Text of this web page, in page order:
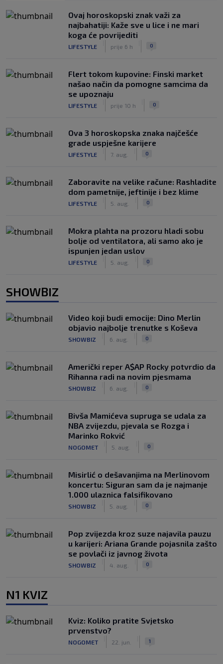
Ovaj horoskopski znak važi za
najbahatiji: Kaže sve u lice i ne mari
koga će povrijediti
LIFESTYLE prije 6 h 0
Flert tokom kupovine: Finski market
našao način da pomogne samcima da
se upoznaju
LIFESTYLE prije 10 h 0
Ova 3 horoskopska znaka najčešće
grade uspješne karijere
LIFESTYLE 7. aug. 0
Zaboravite na velike račune: Rashladite
dom pametnije, jeftinije i bez klime
LIFESTYLE 5. aug. 0
Mokra plahta na prozoru hladi sobu
bolje od ventilatora, ali samo ako je
ispunjen jedan uslov
LIFESTYLE 5. aug. 0
SHOWBIZ
Video koji budi emocije: Dino Merlin
objavio najbolje trenutke s Koševa
SHOWBIZ 6. aug. 0
Američki reper A$AP Rocky potvrdio da
Rihanna radi na novim pjesmama
SHOWBIZ 6. aug. 0
Bivša Mamićeva supruga se udala za
NBA zvijezdu, pjevala se Rozga i
Marinko Rokvić
NOGOMET 5. aug. 0
Misirlić o dešavanjima na Merlinovom
koncertu: Siguran sam da je najmanje
1.000 ulaznica falsifikovano
SHOWBIZ 5. aug. 0
Pop zvijezda kroz suze najavila pauzu
u karijeri: Ariana Grande pojasnila zašto
se povlači iz javnog života
SHOWBIZ 4. aug. 0
N1 KVIZ
Kviz: Koliko pratite Svjetsko
prvenstvo?
NOGOMET 22. jun. 1